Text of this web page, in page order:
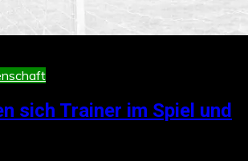
sich Trainer im Spiel und